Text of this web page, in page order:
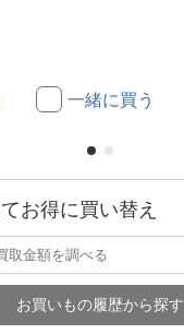
一緒に買う
お得に買い替え
お買いもの履歴から探す